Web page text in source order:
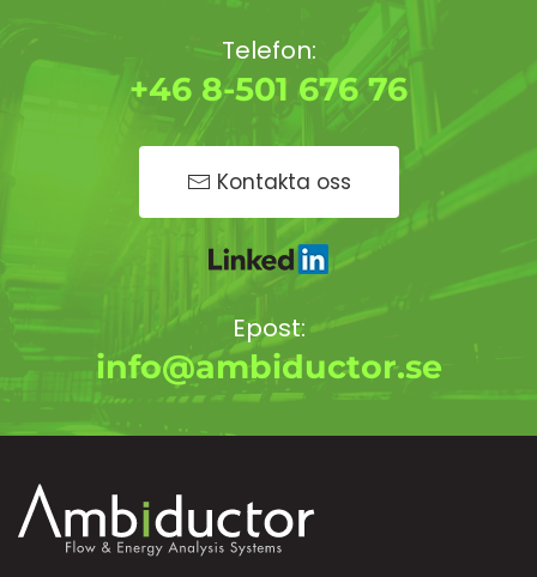
Telefon:
+46 8-501 676 76
Kontakta oss
Epost:
info@ambiductor.se